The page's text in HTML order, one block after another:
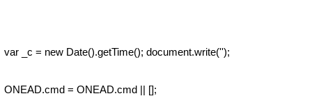
var _c = new Date().getTime(); document.write('');
ONEAD.cmd = ONEAD.cmd || [];